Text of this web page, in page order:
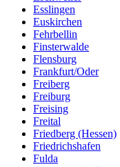
Esslingen
Euskirchen
Fehrbellin
Finsterwalde
Flensburg
Frankfurt/Oder
Freiberg
Freiburg
Freising
Freital
Friedberg (Hessen)
Friedrichshafen
Fulda